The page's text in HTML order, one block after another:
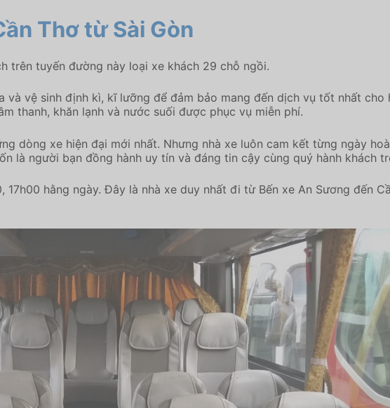
Thơtừ Sài Gòn
trên tuyến đường này loại xe khách 29 chỗ ngồi.
và vệ sinh định kì, kĩ lưỡng để đảm bảo mang đến dịch vụ tốt nhất
thanh, khăn lạnh và nước suối được phục vụ miễn phí.
dòng xe hiện đại mới nhất. Nhưng nhà xe luôn cam kết từng ngày
là người bạn đồng hành uy tín và đáng tin cậy cùng quý hành khách
17h00 hằng ngày. Đây là nhà xe duy nhất đi từ Bến xe An Sương đến